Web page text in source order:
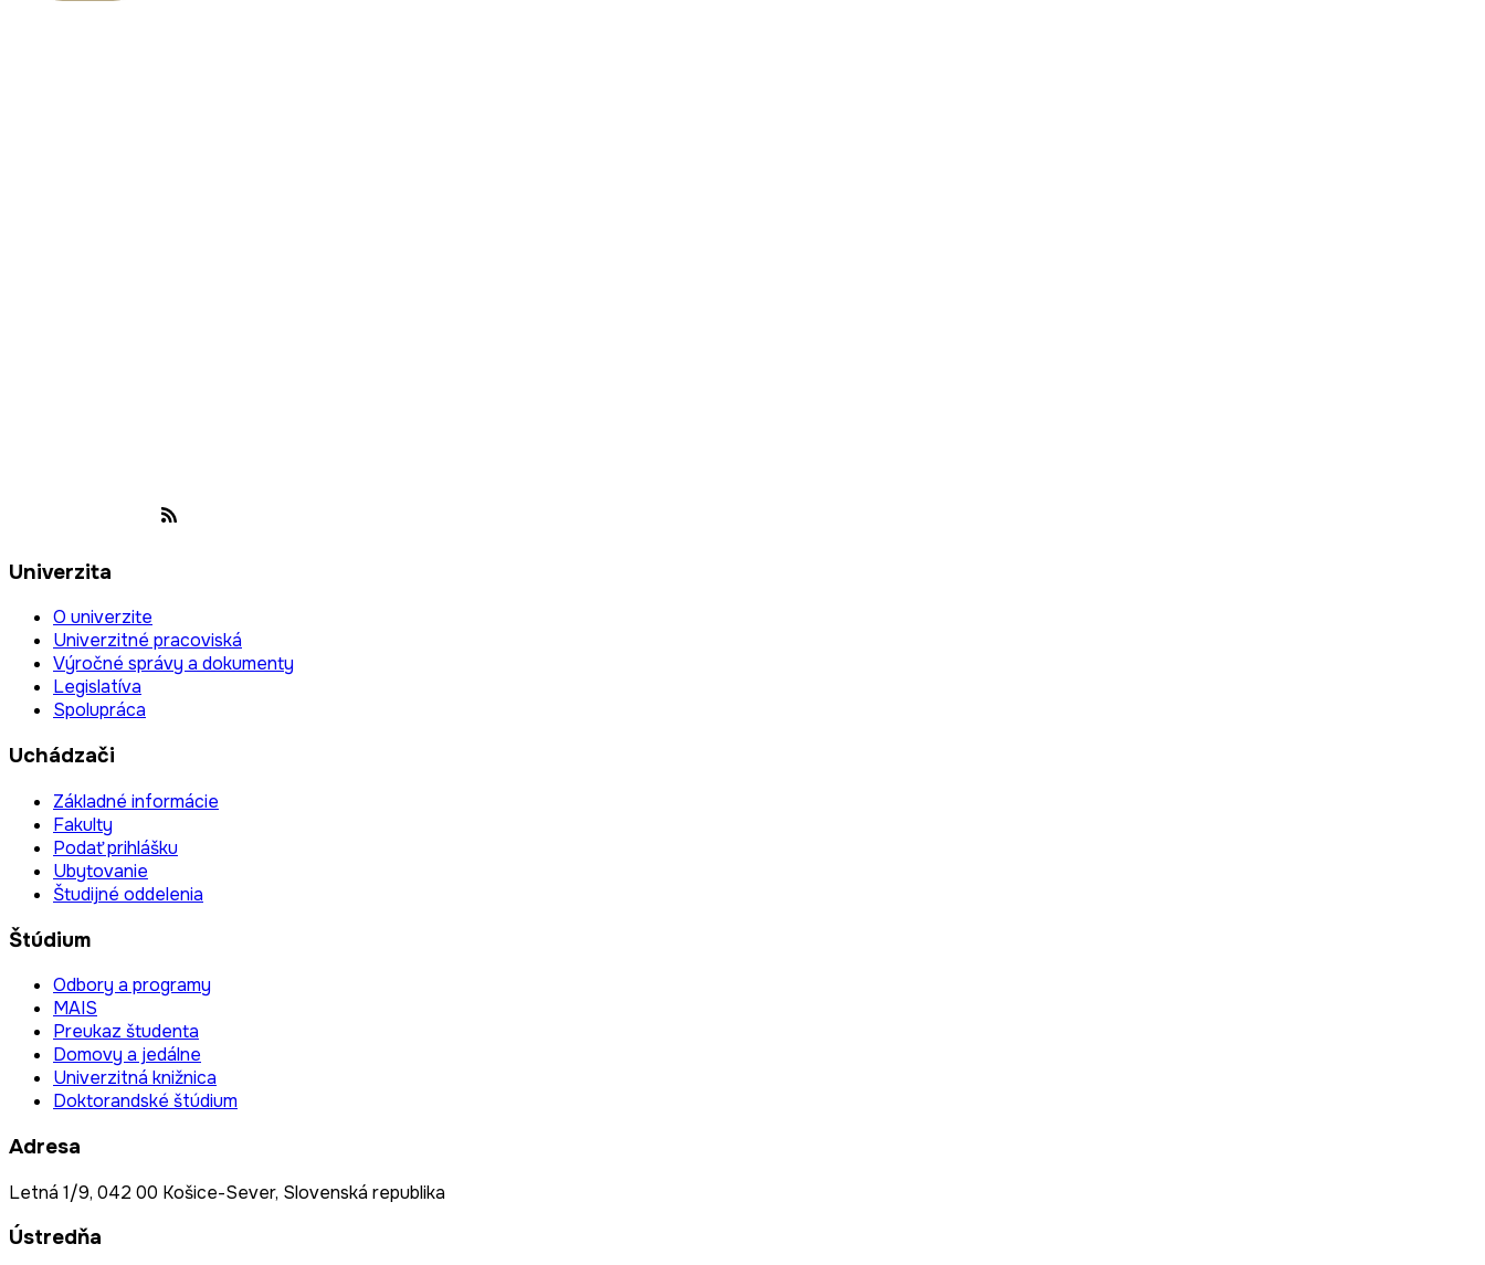
Univerzita
O univerzite
Univerzitné pracoviská
Výročné správy a dokumenty
Legislatíva
Spolupráca
Uchádzači
Základné informácie
Fakulty
Podať prihlášku
Ubytovanie
Študijné oddelenia
Štúdium
Odbory a programy
MAIS
Preukaz študenta
Domovy a jedálne
Univerzitná knižnica
Doktorandské štúdium
Adresa
Letná 1/9, 042 00 Košice-Sever, Slovenská republika
Ústredňa